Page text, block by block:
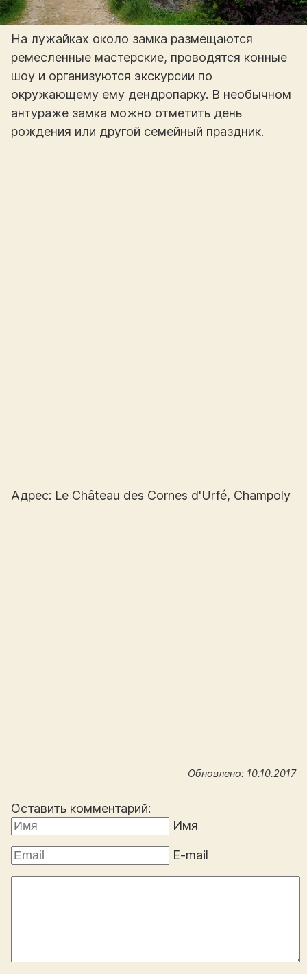
На лужайках около замка размещаются
ремесленные мастерские, проводятся конные
шоу и организуются экскурсии по
окружающему ему дендропарку. В необычном
антураже замка можно отметить день
рождения или другой семейный праздник.
Адрес: Le Château des Cornes d'Urfé, Champoly
Обновлено: 10.10.2017
Оставить комментарий:
Имя
E-mail